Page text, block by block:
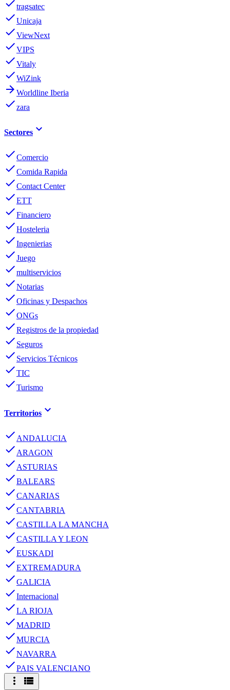
donetragsatec
doneUnicaja
doneViewNext
doneVIPS
doneVitaly
doneWiZink
arrow_forward Worldline Iberia
donezara
Sectores keyboard_arrow_down
doneComercio
doneComida Rapida
doneContact Center
doneETT
doneFinanciero
doneHosteleria
doneIngenierias
doneJuego
donemultiservicios
doneNotarias
doneOficinas y Despachos
doneONGs
doneRegistros de la propiedad
done Seguros
done Servicios Técnicos
doneTIC
doneTurismo
Territorios keyboard_arrow_down
done ANDALUCIA
done ARAGON
done ASTURIAS
doneBALEARS
doneCANARIAS
doneCANTABRIA
doneCASTILLA LA MANCHA
doneCASTILLA Y LEON
doneEUSKADI
doneEXTREMADURA
doneGALICIA
doneInternacional
doneLA RIOJA
doneMADRID
doneMURCIA
doneNAVARRA
donePAIS VALENCIANO
more_vert view_list